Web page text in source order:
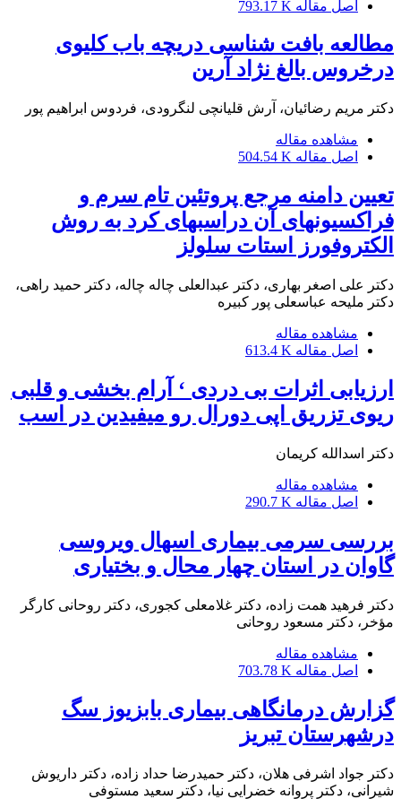
اصل مقاله 793.17 K
مطالعه بافت شناسی دریچه باب کلیوی
درخروس بالغ نژاد آرین
دکتر مریم رضائیان، آرش قلیانچی لنگرودی، فردوس ابراهیم پور
مشاهده مقاله
اصل مقاله 504.54 K
تعیین دامنه مرجع پروتئین تام سرم و
فراکسیونهای آن دراسبهای کرد به روش
الکتروفورز استات سلولز
دکتر علی اصغر بهاری، دکتر عبدالعلی چاله چاله، دکتر حمید راهی،
دکتر ملیحه عباسعلی پور کبیره
مشاهده مقاله
اصل مقاله 613.4 K
ارزیابی اثرات بی دردی ‘ آرام بخشی و قلبی
ریوی تزریق اپی دورال رو میفیدین در اسب
دکتر اسدالله کریمان
مشاهده مقاله
اصل مقاله 290.7 K
بررسی سرمی بیماری اسهال ویروسی
گاوان در استان چهار محال و بختیاری
دکتر فرهید همت زاده، دکتر غلامعلی کجوری، دکتر روحانی کارگر
مؤخر، دکتر مسعود روحانی
مشاهده مقاله
اصل مقاله 703.78 K
گزارش درمانگاهی بیماری بابزیوز سگ
درشهرستان تبریز
دکتر جواد اشرفی هلان، دکتر حمیدرضا حداد زاده، دکتر داریوش
شیرانی، دکتر پروانه خضرایی نیا، دکتر سعید مستوفی